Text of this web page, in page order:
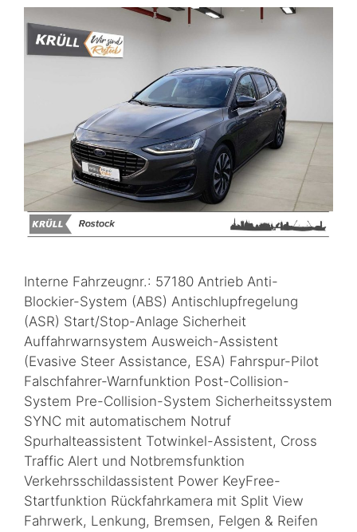
Interne Fahrzeugnr.: 57180 Antrieb Anti-
Blockier-System (ABS) Antischlupfregelung
(ASR) Start/Stop-Anlage Sicherheit
Auffahrwarnsystem Ausweich-Assistent
(Evasive Steer Assistance, ESA) Fahrspur-Pilot
Falschfahrer-Warnfunktion Post-Collision-
System Pre-Collision-System Sicherheitssystem
SYNC mit automatischem Notruf
Spurhalteassistent Totwinkel-Assistent, Cross
Traffic Alert und Notbremsfunktion
Verkehrsschildassistent Power KeyFree-
Startfunktion Rückfahrkamera mit Split View
Fahrwerk, Lenkung, Bremsen, Felgen & Reifen